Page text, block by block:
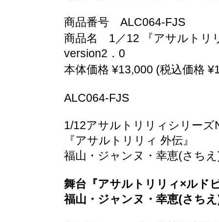
商品番号 ALC064-FJS
商品名 1／12 『アサルトリ
version2．0
本体価格 ¥13,000 (税込価格
ALC064-FJS
1/12アサルトリリィシリーズ
『アサルトリリィ 外伝』
福山・ジャンヌ・幸恵(さち
舞台『アサルトリリィ×ルド
福山・ジャンヌ・幸恵(さち